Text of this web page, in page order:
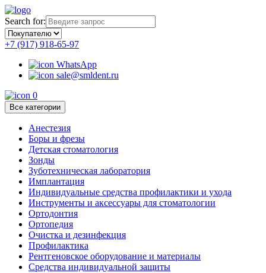
Search for:
+7 (917) 918-65-97
WhatsApp
sale@smldent.ru
0
Все категории
Анестезия
Боры и фрезы
Детская стоматология
Зонды
Зуботехническая лаборатория
Имплантация
Индивидуальные средства профилактики и ухода
Инструменты и аксессуары для стоматологии
Ортодонтия
Ортопедия
Очистка и дезинфекция
Профилактика
Рентгеновское оборудование и материалы
Средства индивидуальной защиты